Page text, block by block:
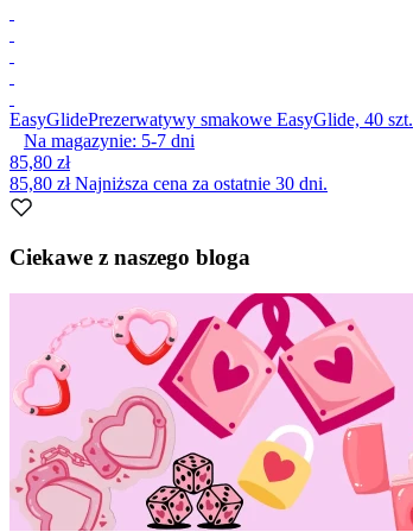
EasyGlidePrezerwatywy smakowe EasyGlide, 40 szt.
Na magazynie: 5-7 dni
85,80 zł
85,80 złNajniższa cena za ostatnie 30 dni.
1
9
Ciekawe z naszego bloga